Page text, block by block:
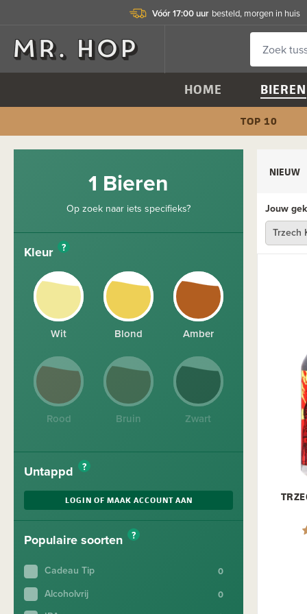
Vóór 17:00 uur besteld, morgen in huis
HOME BIEREN
TOP 10
1 Bieren
Op zoek naar iets specifieks?
Kleur ?
Wit Blond Amber
Rood Bruin Zwart
Untappd ?
LOGIN OF MAAK ACCOUNT AAN
Populaire soorten ?
Cadeau Tip
Alcoholvrij
NIEUW
Jouw
Trzech